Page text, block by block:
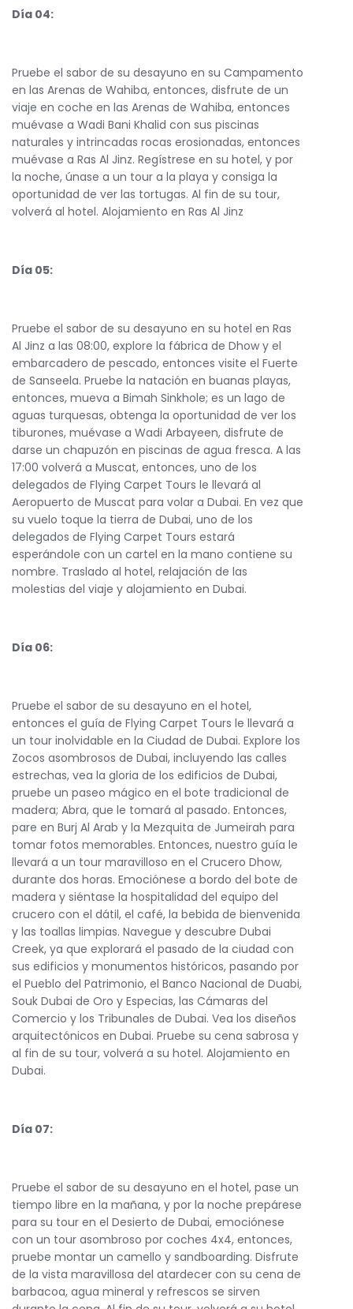
Día 04:
Pruebe el sabor de su desayuno en su Campamento
en las Arenas de Wahiba, entonces, disfrute de un
viaje en coche en las Arenas de Wahiba, entonces
muévase a Wadi Bani Khalid con sus piscinas
naturales y intrincadas rocas erosionadas, entonces
muévase a Ras Al Jinz. Regístrese en su hotel, y por
la noche, únase a un tour a la playa y consiga la
oportunidad de ver las tortugas. Al fin de su tour,
volverá al hotel. Alojamiento en Ras Al Jinz
Día 05:
Pruebe el sabor de su desayuno en su hotel en Ras
Al Jinz a las 08:00, explore la fábrica de Dhow y el
embarcadero de pescado, entonces visite el Fuerte
de Sanseela. Pruebe la natación en buanas playas,
entonces, mueva a Bimah Sinkhole; es un lago de
aguas turquesas, obtenga la oportunidad de ver los
tiburones, muévase a Wadi Arbayeen, disfrute de
darse un chapuzón en piscinas de agua fresca. A las
17:00 volverá a Muscat, entonces, uno de los
delegados de Flying Carpet Tours le llevará al
Aeropuerto de Muscat para volar a Dubai. En vez que
su vuelo toque la tierra de Dubai, uno de los
delegados de Flying Carpet Tours estará
esperándole con un cartel en la mano contiene su
nombre. Traslado al hotel, relajación de las
molestias del viaje y alojamiento en Dubai.
Día 06:
Pruebe el sabor de su desayuno en el hotel,
entonces el guía de Flying Carpet Tours le llevará a
un tour inolvidable en la Ciudad de Dubai. Explore los
Zocos asombrosos de Dubai, incluyendo las calles
estrechas, vea la gloria de los edificios de Dubai,
pruebe un paseo mágico en el bote tradicional de
madera; Abra, que le tomará al pasado. Entonces,
pare en Burj Al Arab y la Mezquita de Jumeirah para
tomar fotos memorables. Entonces, nuestro guía le
llevará a un tour maravilloso en el Crucero Dhow,
durante dos horas. Emociónese a bordo del bote de
madera y siéntase la hospitalidad del equipo del
crucero con el dátil, el café, la bebida de bienvenida
y las toallas limpias. Navegue y descubre Dubai
Creek, ya que explorará el pasado de la ciudad con
sus edificios y monumentos históricos, pasando por
el Pueblo del Patrimonio, el Banco Nacional de Duabi,
Souk Dubai de Oro y Especias, las Cámaras del
Comercio y los Tribunales de Dubai. Vea los diseños
arquitectónicos en Dubai. Pruebe su cena sabrosa y
al fin de su tour, volverá a su hotel. Alojamiento en
Dubai.
Día 07:
Pruebe el sabor de su desayuno en el hotel, pase un
tiempo libre en la mañana, y por la noche prepárese
para su tour en el Desierto de Dubai, emociónese
con un tour asombroso por coches 4x4, entonces,
pruebe montar un camello y sandboarding. Disfrute
de la vista maravillosa del atardecer con su cena de
barbacoa, agua mineral y refrescos se sirven